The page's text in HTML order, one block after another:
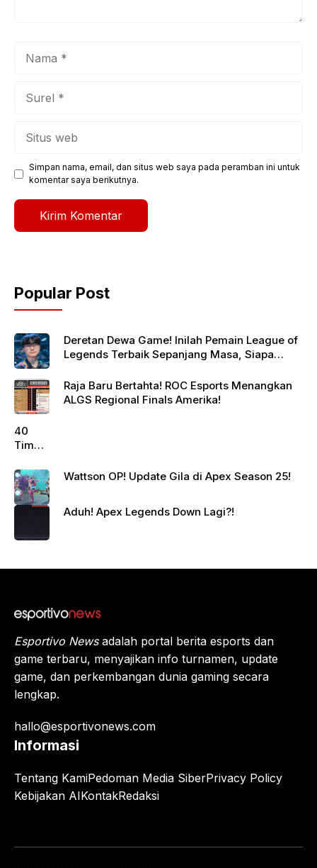
Simpan nama, email, dan situs web saya pada peramban ini untuk
komentar saya berikutnya.
Popular Post
Deretan Dewa Game! Inilah Pemain League of
Legends Terbaik Sepanjang Masa, Siapa
Raja Baru Bertahta! ROC Esports Menangkan
ALGS Regional Finals Amerika!
40
Tim
Berte
mpur!
Juara
ds
tnya?
Wattson OP! Update Gila di Apex Season 25!
Aduh! Apex Legends Down Lagi?!
Esportivo Newsadalah portal berita esports dan
game terbaru, menyajikan info turnamen, update
game, dan perkembangan dunia gaming secara
lengkap.
hallo@esportivonews.com
Informasi
Tentang KamiPedoman Media SiberPrivacy Policy
Kebijakan AIKontakRedaksi